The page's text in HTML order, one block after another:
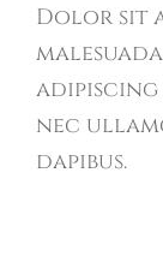
Dolor sit
nec
dapibus.